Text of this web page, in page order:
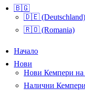
🇧🇬
🇩🇪 (Deutschland)
🇷🇴 (Romania)
Начало
Нови
Нови Кемпери на
Налични Кемпери